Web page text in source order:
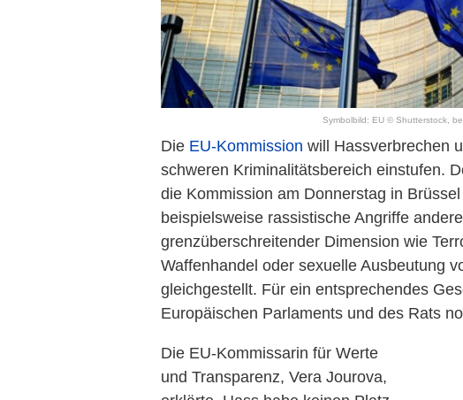
Symbolbild: EU © Shutterstock,
Die EU-Kommission will Hassverbrechen
schweren Kriminalitätsbereich einstufen.
die Kommission am Donnerstag in
beispielsweise rassistische Angriffe
grenzüberschreitender Dimension wie
Waffenhandel oder sexuelle Ausbeutung
gleichgestellt. Für ein entsprechendes
Europäischen Parlaments und des Rats
Die EU-Kommissarin für Werte
und Transparenz, Vera Jourova,